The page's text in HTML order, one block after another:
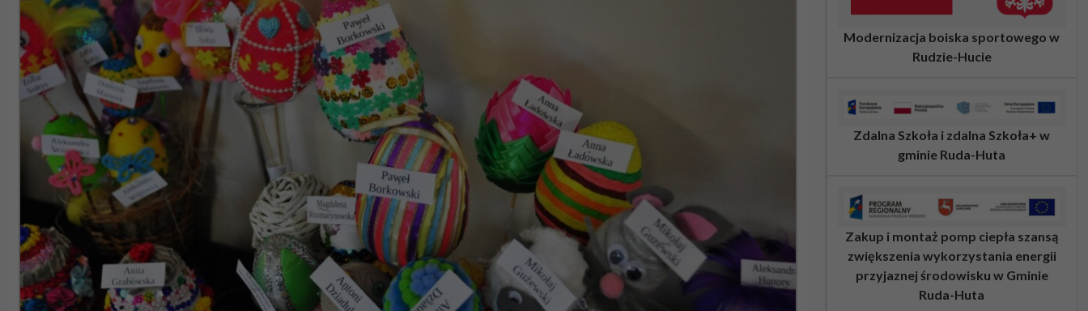
Modernizacja boiska sportowego w
Rudzie-Hucie
Zdalna Szkoła i zdalna Szkoła+ w
gminie Ruda-Huta
Zakup i montaż pomp ciepła szansą
zwiększenia wykorzystania energii
przyjaznej środowisku w Gminie
Ruda-Huta